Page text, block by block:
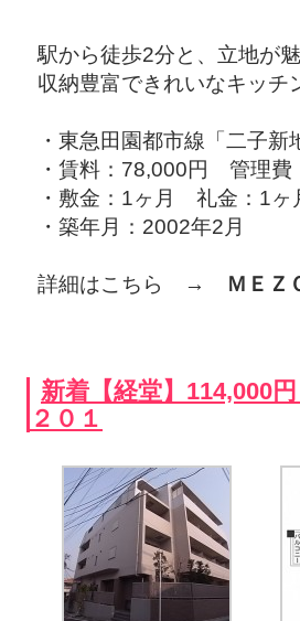
駅から徒歩2分と、立地が
収納豊富できれいなキッチ
・東急田園都市線「二子
・賃料：78,000円 管理費
・敷金：1ヶ月 礼金：1ヶ
・築年月：2002年2月
詳細はこちら → ＭＥ
新着【経堂】
２０１